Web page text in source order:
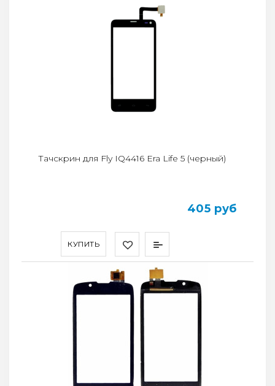
КУПИТЬ
Тачскрин для Fly IQ4416 Era Life 5 (черный)
405 руб